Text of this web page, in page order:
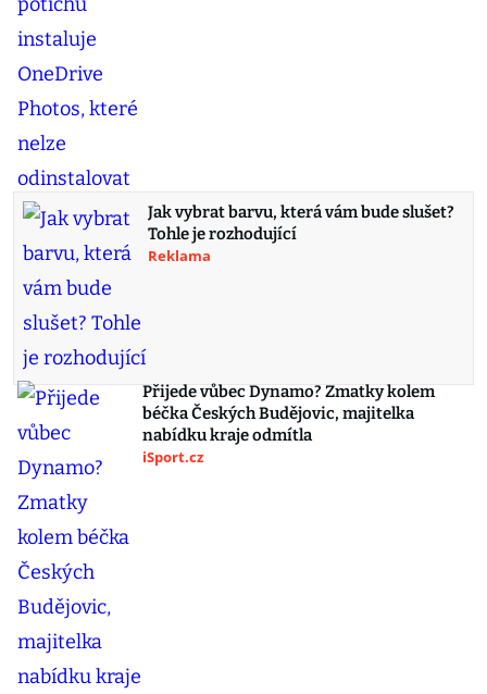
Jak vybrat barvu, která vám bude slušet?
Tohle je rozhodující
Reklama
Přijede vůbec Dynamo? Zmatky kolem
béčka Českých Budějovic, majitelka
nabídku kraje odmítla
iSport.cz